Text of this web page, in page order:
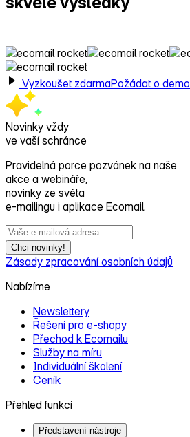
Vyzkoušet zdarmaPožádat o demo
Novinky vždy
ve vaší schránce
Pravidelná porce pozvánek na naše
akce a webináře,
novinky ze světa
e‑mailingu i aplikace Ecomail.
Chci novinky!
Zásady zpracování osobních údajů
Nabízíme
Newslettery
Řešení pro e‑shopy
Přechod k Ecomailu
Služby na míru
Individuální školení
Ceník
Přehled funkcí
Představení nástroje